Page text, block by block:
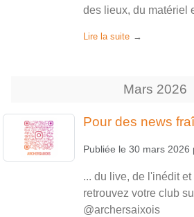
des lieux, du matériel
Lire la suite
Mars 2026
Pour des news
Publiée le 30 mars 2026
... du live, de l'inédit
retrouvez votre club
@archersaixois